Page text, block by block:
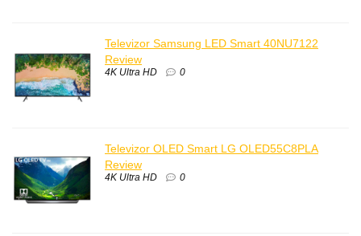
Televizor Samsung LED Smart 40NU7122
Review
4K Ultra HD 0
Televizor OLED Smart LG OLED55C8PLA
Review
4K Ultra HD 0